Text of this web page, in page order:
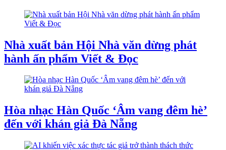
Nhà xuất bản Hội Nhà văn dừng phát
hành ấn phẩm Viết & Đọc
Hòa nhạc Hàn Quốc ‘Âm vang đêm hè’
đến với khán giả Đà Nẵng